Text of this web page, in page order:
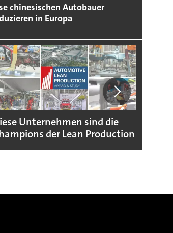
chinesischen Autobauer
in Europa
Unternehmen sind die
der Lean Production